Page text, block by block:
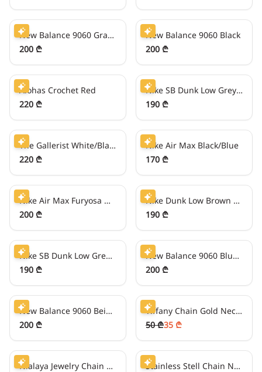
50₾/თვეში
New Balance 9060 Gray/Brown
200 ₾
50₾/თვეში
New Balance 9060 Black
200 ₾
55₾/თვეში
Alohas Crochet Red
220 ₾
47₾/თვეში
Nike SB Dunk Low Grey/Red
190 ₾
55₾/თვეში
The Gallerist White/Black V2
220 ₾
42₾/თვეში
Nike Air Max Black/Blue
170 ₾
50₾/თვეში
Nike Air Max Furyosa White/Red
200 ₾
47₾/თვეში
Nike Dunk Low Brown Snakeskin
190 ₾
47₾/თვეში
Nike SB Dunk Low Green Bear
190 ₾
50₾/თვეში
New Balance 9060 Blue/Pink
200 ₾
50₾/თვეში
New Balance 9060 Beige/Burgundy
200 ₾
8₾/თვეში -30%
Tiffany Chain Gold Necklace
50 ₾35 ₾
8₾/თვეში -30%
Nialaya Jewelry Chain Necklace
8₾/თვეში -30%
Stainless Stell Chain Necklace